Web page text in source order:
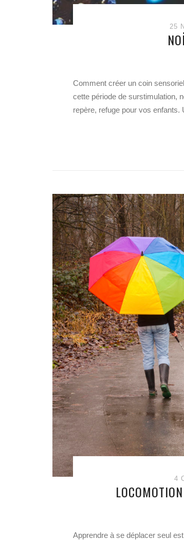
25
Comment créer un coin
cette période de surstimulation,
repère, refuge pour vos enfants.
4
Apprendre à se déplacer seul